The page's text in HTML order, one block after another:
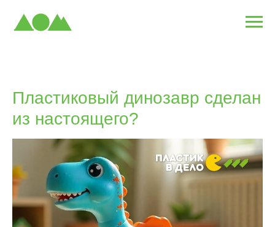
Пластиковый динозавр сделан
из настоящего?